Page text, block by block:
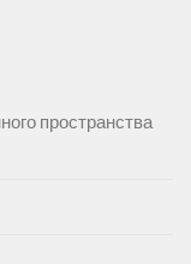
пространства